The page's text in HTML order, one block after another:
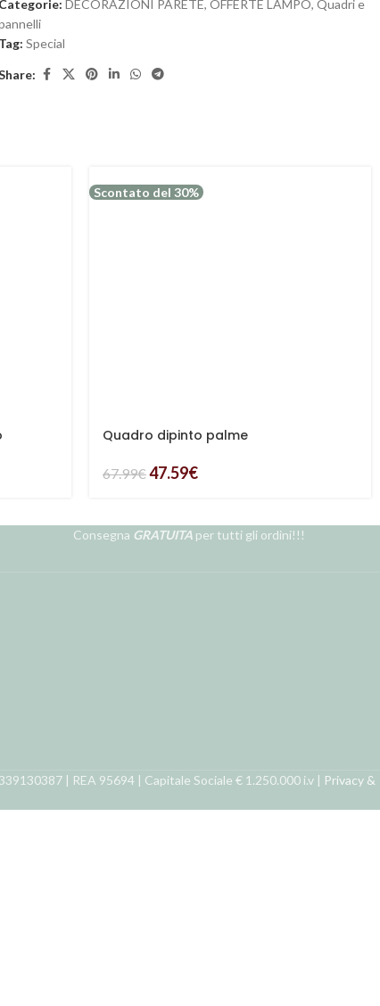
Categorie: DECORAZIONI PARETE, OFFERTE LAMPO, Quadri e
Tag: Special
Scontato del 30%
Quadro dipinto palme
67.99€47.59€
Consegna GRATUITA per tutti gli ordini!!!
| REA 95694 | Capitale Sociale € 1.250.000 i.v | Privacy &